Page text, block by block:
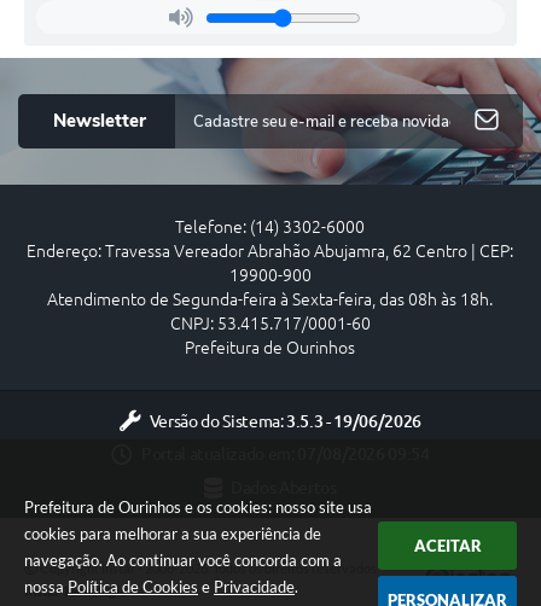
Prefeitura de Ourinhos e os cookies: nosso site usa
cookies para melhorar a sua experiência de
navegação. Ao continuar você concorda com a
nossa Política de Cookies e Privacidade.
ACEITAR
PERSONALIZAR
Newsletter
Telefone: (14) 3302-6000
Endereço: Travessa Vereador Abrahão Abujamra, 62 Centro | CEP:
19900-900
Atendimento de Segunda-feira à Sexta-feira, das 08h às 18h.
CNPJ: 53.415.717/0001-60
Prefeitura de Ourinhos
Versão do Sistema:3.5.3 - 19/06/2026
Copyright Instar - 2006-2026. Todos os direitos reservados -
Instar Tecnologia